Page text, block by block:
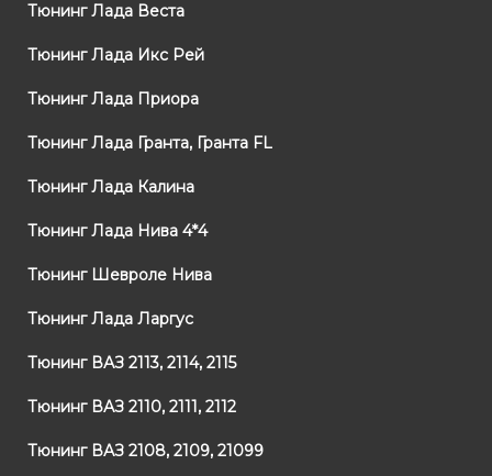
Тюнинг Лада Веста
Тюнинг Лада Икс Рей
Тюнинг Лада Приора
Тюнинг Лада Гранта, Гранта FL
Тюнинг Лада Калина
Тюнинг Лада Нива 4*4
Тюнинг Шевроле Нива
Тюнинг Лада Ларгус
Тюнинг ВАЗ 2113, 2114, 2115
Тюнинг ВАЗ 2110, 2111, 2112
Тюнинг ВАЗ 2108, 2109, 21099